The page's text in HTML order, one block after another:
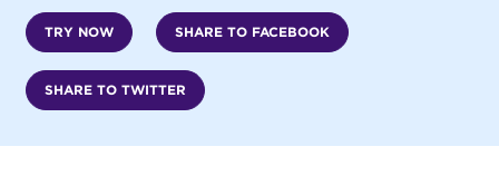
TRY NOW SHARE TO FACEBOOK
SHARE TO TWITTER